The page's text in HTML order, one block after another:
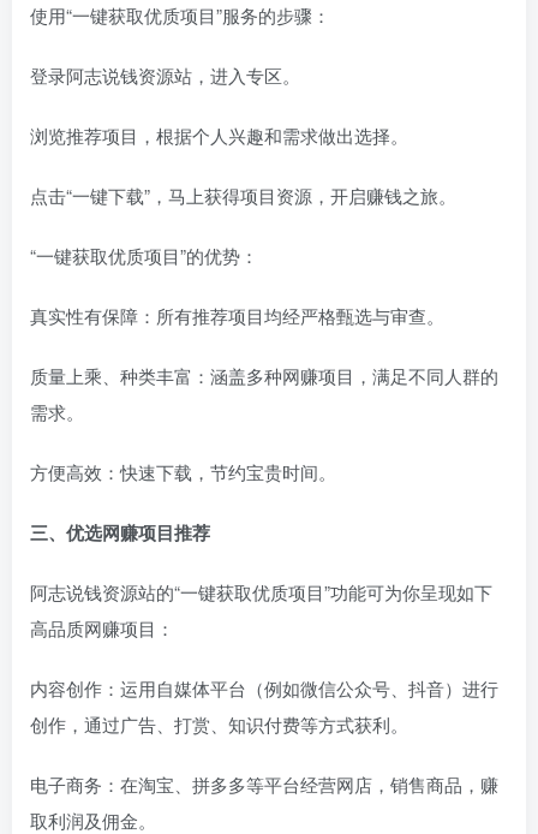
使用“一键获取优质项目”服务的步骤：
登录阿志说钱资源站，进入专区。
浏览推荐项目，根据个人兴趣和需求做出选择。
点击“一键下载”，马上获得项目资源，开启赚钱之旅。
“一键获取优质项目”的优势：
真实性有保障：所有推荐项目均经严格甄选与审查。
质量上乘、种类丰富：涵盖多种网赚项目，满足不同人群的
需求。
方便高效：快速下载，节约宝贵时间。
三、优选网赚项目推荐
阿志说钱资源站的“一键获取优质项目”功能可为你呈现如下
高品质网赚项目：
内容创作：运用自媒体平台（例如微信公众号、抖音）进行
创作，通过广告、打赏、知识付费等方式获利。
电子商务：在淘宝、拼多多等平台经营网店，销售商品，赚
取利润及佣金。